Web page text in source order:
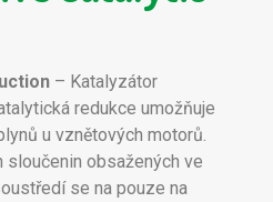
– Katalyzátor
redukce umožňuje
u vznětových motorů.
sloučenin obsažených ve
se na pouze na